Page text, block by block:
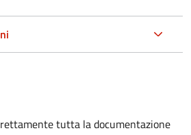
tutta la documentazione